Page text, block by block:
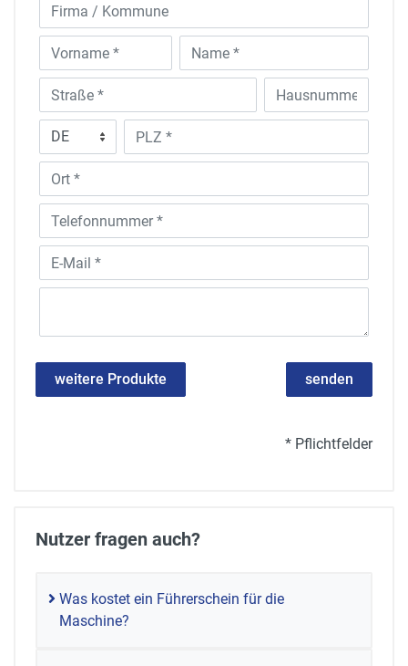
Nutzer fragen auch?
Was kostet ein Führerschein für die
Maschine?
weitere Produkte senden
* Pflichtfelder